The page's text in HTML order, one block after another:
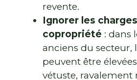
revente.
Ignorer les
copropriété : dans
anciens du secteur,
peuvent être
vétuste, ravalement